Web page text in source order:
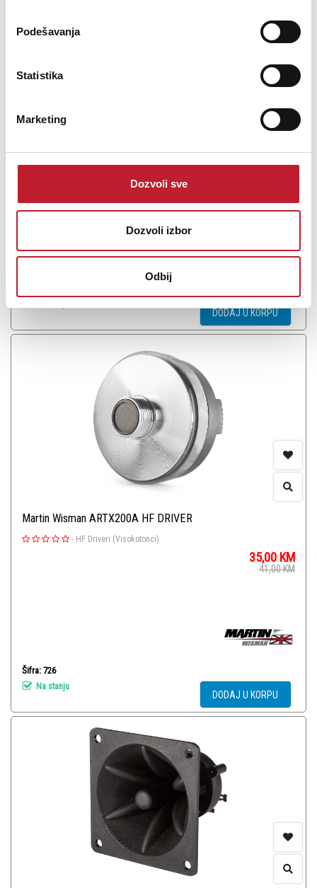
Podešavanja
Statistika
Marketing
Dozvoli sve
Dozvoli izbor
Odbij
Martin Wisman ARTX500A LF DRIVER
118,00KM
138,00KM
DODAJ U KORPU
Martin Wisman ARTX200A HF DRIVER
- HF Driveri (Visokotonci)
35,00 KM
41,00KM
Šifra: 726
Na stanju
DODAJ U KORPU